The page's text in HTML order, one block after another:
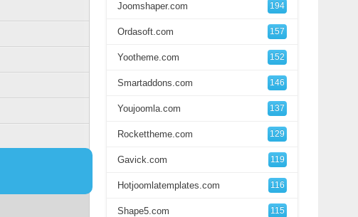
Joomshaper.com 194
Ordasoft.com 157
Yootheme.com 152
Smartaddons.com 146
Youjoomla.com 137
Rockettheme.com 129
Gavick.com 119
Hotjoomlatemplates.com 116
Shape5.com 115